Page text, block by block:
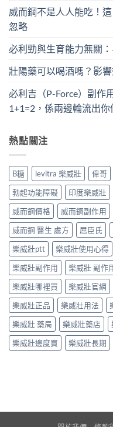
威而鋼不是人人能吃！
忽略
必利勁與生育能力無關
壯陽藥可以喝酒嗎？影
必利吉（P-Force）副作
1+1=2，係兩邊輪流出
熱點關注
B糖 levitra 樂威壯 偉哥
勃起功能障礙
印度樂威壯
威而鋼價格
威而鋼副作用
威而鋼 醫生 處方
屈臣氏
樂威壯ptt
樂威壯使用心得
樂威壯副作用
樂威壯 副作
樂威壯哪裡買
樂威壯官網
樂威壯正品
樂威壯用法
樂威壯 藥局
樂威壯藥店
樂威壯邊度買
樂威壯長期